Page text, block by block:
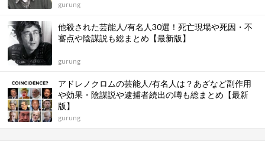
gurung
他殺された芸能人/有名人30選！死亡現場や死因・不
審点や陰謀説も総まとめ【最新版】
gurung
アドレノクロムの芸能人/有名人は？あざなど副作用
や効果・陰謀説や逮捕者続出の噂も総まとめ【最新
版】
gurung